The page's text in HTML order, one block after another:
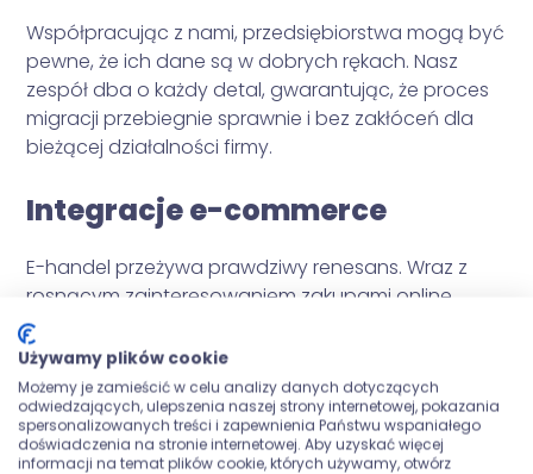
Współpracując z nami, przedsiębiorstwa mogą być
pewne, że ich dane są w dobrych rękach. Nasz
zespół dba o każdy detal, gwarantując, że proces
migracji przebiegnie sprawnie i bez zakłóceń dla
bieżącej działalności firmy.
Integracje e-commerce
E-handel przeżywa prawdziwy renesans. Wraz z
rosnącym zainteresowaniem zakupami online,
przedsiębiorstwa stoją przed wyzwaniem integracji
swoich sklepów internetowych z innymi systemami
używanymi w biznesie. Grupa Improve specjalizuje
się w tworzeniu spersonalizowanych rozwiązań,
które umożliwiają płynną wymianę danych między
platformami e-commerce a systemami ERP czy
Używamy plików cookie
Możemy je zamieścić w celu analizy danych dotyczących
odwiedzających, ulepszenia naszej strony internetowej, pokazania
spersonalizowanych treści i zapewnienia Państwu wspaniałego
doświadczenia na stronie internetowej. Aby uzyskać więcej
informacji na temat plików cookie, których używamy, otwórz